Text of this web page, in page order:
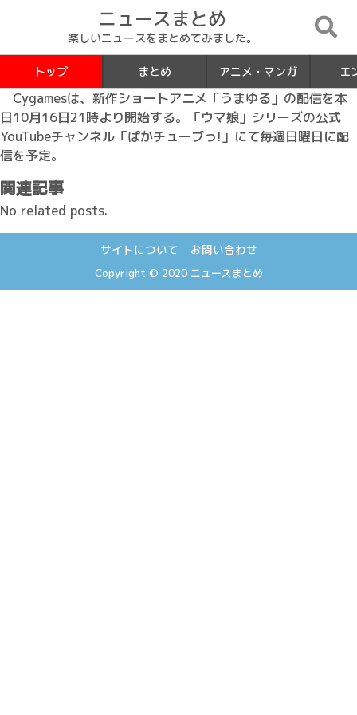
ニュースまとめ
楽しいニュースをまとめてみました。
トップ まとめ アニメ・マンガ エ
Cygamesは、新作ショートアニメ「うまゆる」の配信を本
日10月16日21時より開始する。「ウマ娘」シリーズの公式
YouTubeチャンネル「ぱかチューブっ!」にて毎週日曜日に配
信を予定。
関連記事
No related posts.
サイトについて お問い合わせ
Copyright © 2020 ニュースまとめ